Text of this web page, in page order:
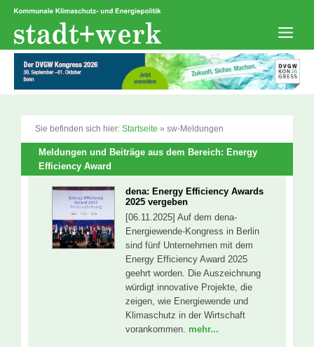
Zum
springen
Sie befinden sich hier: Startseite » sw-Meldungen
Meldungen und Beiträge aus dem Bereich: Energy
Efficiency Award
dena: Energy Efficiency Awards
2025 vergeben
[06.11.2025] Auf dem dena-
Energiewende-Kongress in Berlin
sind fünf Unternehmen mit dem
Energy Efficiency Award 2025
geehrt worden. Die Auszeichnung
würdigt innovative Projekte, die
zeigen, wie Energiewende und
Klimaschutz in der Wirtschaft
vorankommen. mehr...